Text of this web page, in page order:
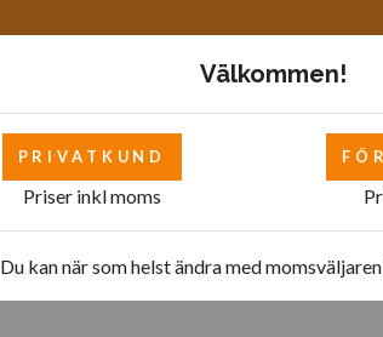
Mattor Bilverkstad - övrigt
Välkommen!
PRIVATKUND
Priser inkl moms
Du kan när som helst ändra med